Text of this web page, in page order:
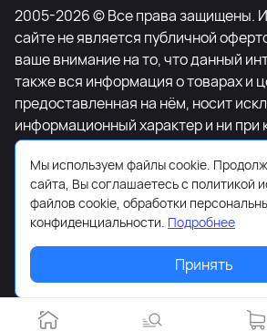
2005-2026 © Все права защищены.
сайте не является публичной
ваше внимание на то, что данный
также вся информация о товарах и
предоставленная на нём, носит
информационный характер и ни при
является публичной офертой,
положениями Статьи 437
Российской Федерации. Для
информации о наличии и стоимости
товаров и (или) услуг, пожалуйста,
менеджеру сайта с помощью
связи или по телефону +7-495-627-
Мы используем файлы cookie.
сайта, Вы соглашаетесь с политикой
файлов cookie, обработки
конфиденциальности. Подробнее
Принять